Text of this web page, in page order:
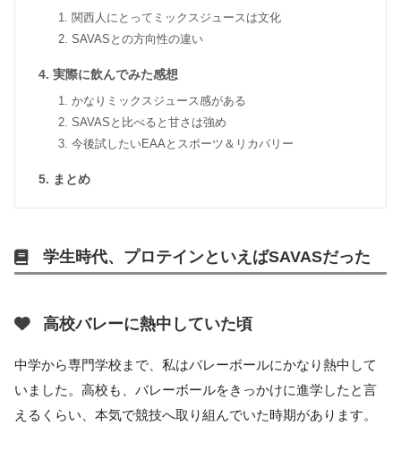
関西人にとってミックスジュースは文化
SAVASとの方向性の違い
実際に飲んでみた感想
かなりミックスジュース感がある
SAVASと比べると甘さは強め
今後試したいEAAとスポーツ＆リカバリー
まとめ
学生時代、プロテインといえばSAVASだった
高校バレーに熱中していた頃
中学から専門学校まで、私はバレーボールにかなり熱中して
いました。高校も、バレーボールをきっかけに進学したと言
えるくらい、本気で競技へ取り組んでいた時期があります。